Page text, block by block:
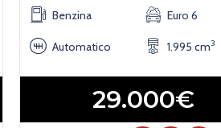
Benzina Euro 6
Automatico 1.995 cm3
29.000€